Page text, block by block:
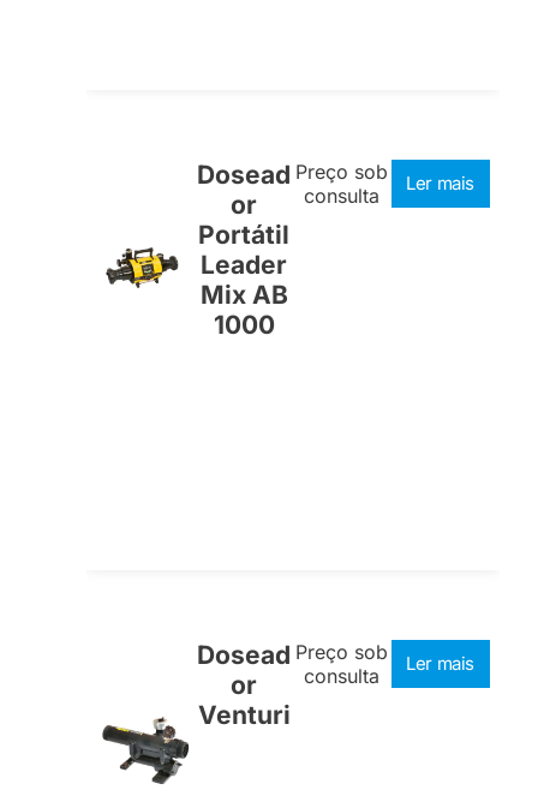
Dosead
or
Portátil
Leader
Mix AB
1000
Preço sob
consulta
Ler mais
Dosead
or
Venturi
Preço sob
consulta
Ler mais